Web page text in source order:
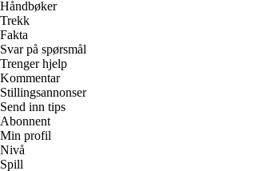
Håndbøker
Trekk
Fakta
Svar på spørsmål
Trenger hjelp
Kommentar
Stillingsannonser
Send inn tips
Abonnent
Min profil
Nivå
Spill